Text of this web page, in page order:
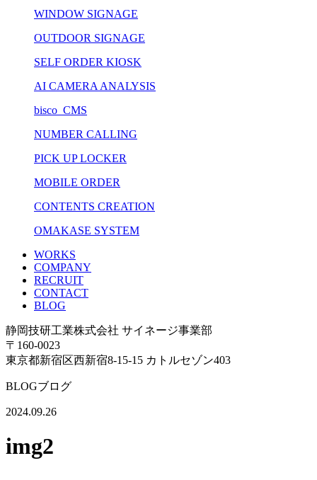
WINDOW SIGNAGE
OUTDOOR SIGNAGE
SELF ORDER KIOSK
AI CAMERA ANALYSIS
bisco CMS
NUMBER CALLING
PICK UP LOCKER
MOBILE ORDER
CONTENTS CREATION
OMAKASE SYSTEM
WORKS
COMPANY
RECRUIT
CONTACT
BLOG
静岡技研工業株式会社 サイネージ事業部
〒160-0023
東京都新宿区西新宿8-15-15 カトルセゾン403
BLOGブログ
2024.09.26
img2